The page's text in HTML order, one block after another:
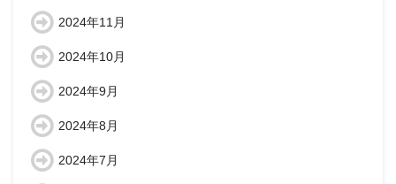
2024年11月
2024年10月
2024年9月
2024年8月
2024年7月